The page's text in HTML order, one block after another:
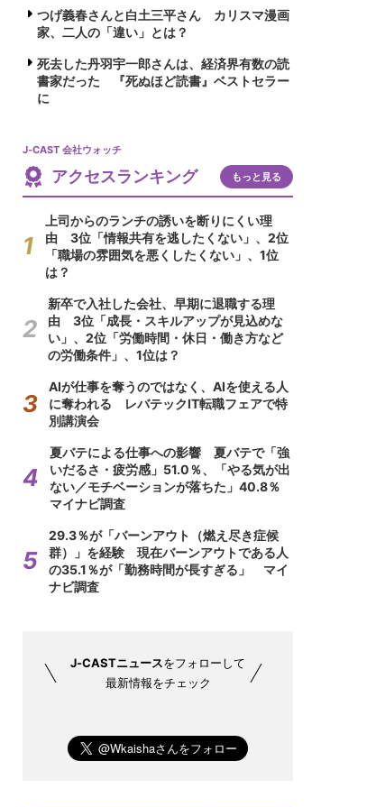
つげ義春さんと白土三平さん カリスマ漫画
家、二人の「違い」とは？
死去した丹羽宇一郎さんは、経済界有数の読
書家だった 『死ぬほど読書』ベストセラー
に
J-CAST 会社ウォッチ
アクセスランキング もっと見る
上司からのランチの誘いを断りにくい理
由 3位「情報共有を逃したくない」、2位
「職場の雰囲気を悪くしたくない」、1位
は？
新卒で入社した会社、早期に退職する理
由 3位「成長・スキルアップが見込めな
い」、2位「労働時間・休日・働き方など
の労働条件」、1位は？
AIが仕事を奪うのではなく、AIを使える人
に奪われる レバテックIT転職フェアで特
別講演会
夏バテによる仕事への影響 夏バテで「強
いだるさ・疲労感」51.0％、「やる気が出
ない／モチベーションが落ちた」40.8％
マイナビ調査
29.3％が「バーンアウト（燃え尽き症候
群）」を経験 現在バーンアウトである人
の35.1％が「勤務時間が長すぎる」 マイ
ナビ調査
J-CASTニュースをフォローして
最新情報をチェック